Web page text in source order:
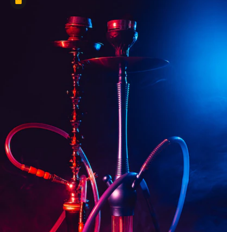
Premium